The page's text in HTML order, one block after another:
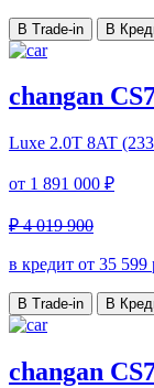
В Trade-in В
changan
Luxe 2.0T 8AT
от 1 891 000 ₽
₽ 4 019 900
в кредит от 35 599
В Trade-in В
changan